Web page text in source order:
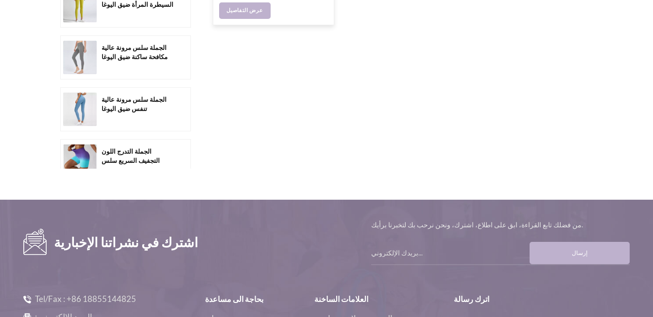
عرض التفاصيل
السيطرة المرأة ضيق اليوغا
الجملة سلس مرونة عالية
مكافحة ساكنة ضيق اليوغا
الجملة سلس مرونة عالية
تنفس ضيق اليوغا
الجملة التدرج اللون
التجفيف السريع سلس
اشترك في نشراتنا الإخبارية
من فضلك تابع القراءة، ابق على اطلاع، اشترك، ونحن نرحب بك لتخبرنا برأيك.
إرسال
Tel/Fax : +86 18855144825
بحاجة الى مساعدة العلامات الساخنة اترك رسالة